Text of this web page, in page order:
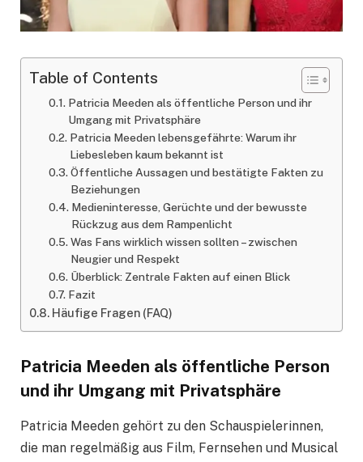
Table of Contents
Patricia Meeden als öffentliche Person und ihr
Umgang mit Privatsphäre
Patricia Meeden lebensgefährte: Warum ihr
Liebesleben kaum bekannt ist
Öffentliche Aussagen und bestätigte Fakten zu
Beziehungen
Medieninteresse, Gerüchte und der bewusste
Rückzug aus dem Rampenlicht
Was Fans wirklich wissen sollten – zwischen
Neugier und Respekt
Überblick: Zentrale Fakten auf einen Blick
Fazit
Häufige Fragen (FAQ)
Patricia Meeden als öffentliche Person
und ihr Umgang mit Privatsphäre
Patricia Meeden gehört zu den Schauspielerinnen,
die man regelmäßig aus Film, Fernsehen und Musical